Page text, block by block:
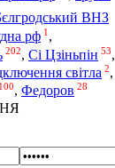
ВНЗ
рф 1,
202, Сі Цзіньпін 53,
світла 2,
100, Федоров 28